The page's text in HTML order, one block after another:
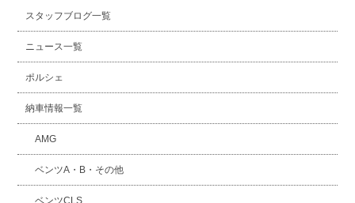
スタッフブログ一覧
ニュース一覧
ポルシェ
納車情報一覧
AMG
ベンツA・B・その他
ベンツCLS